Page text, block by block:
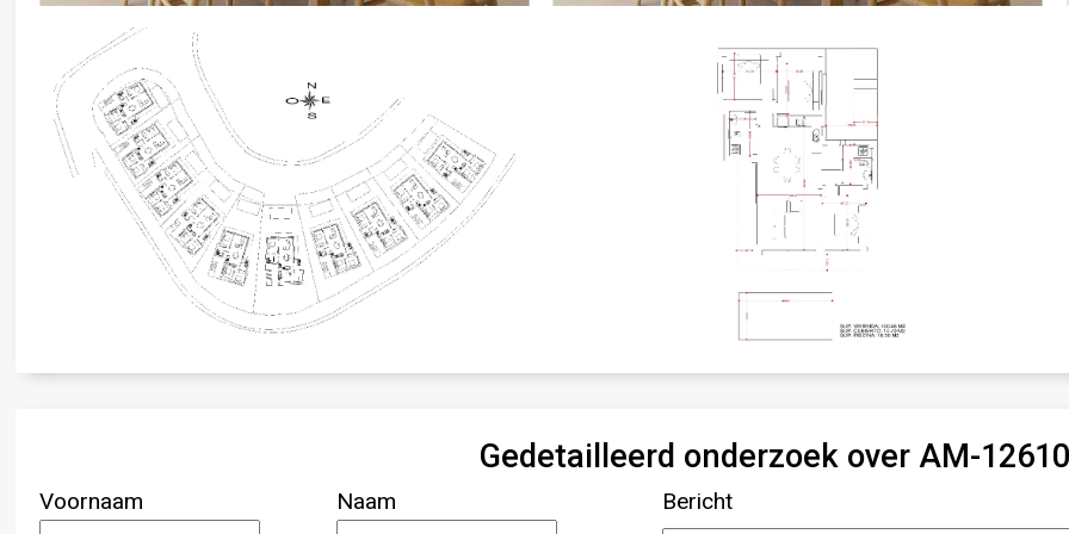
Gedetailleerd onderzoek over AM-
Voornaam Naam Bericht